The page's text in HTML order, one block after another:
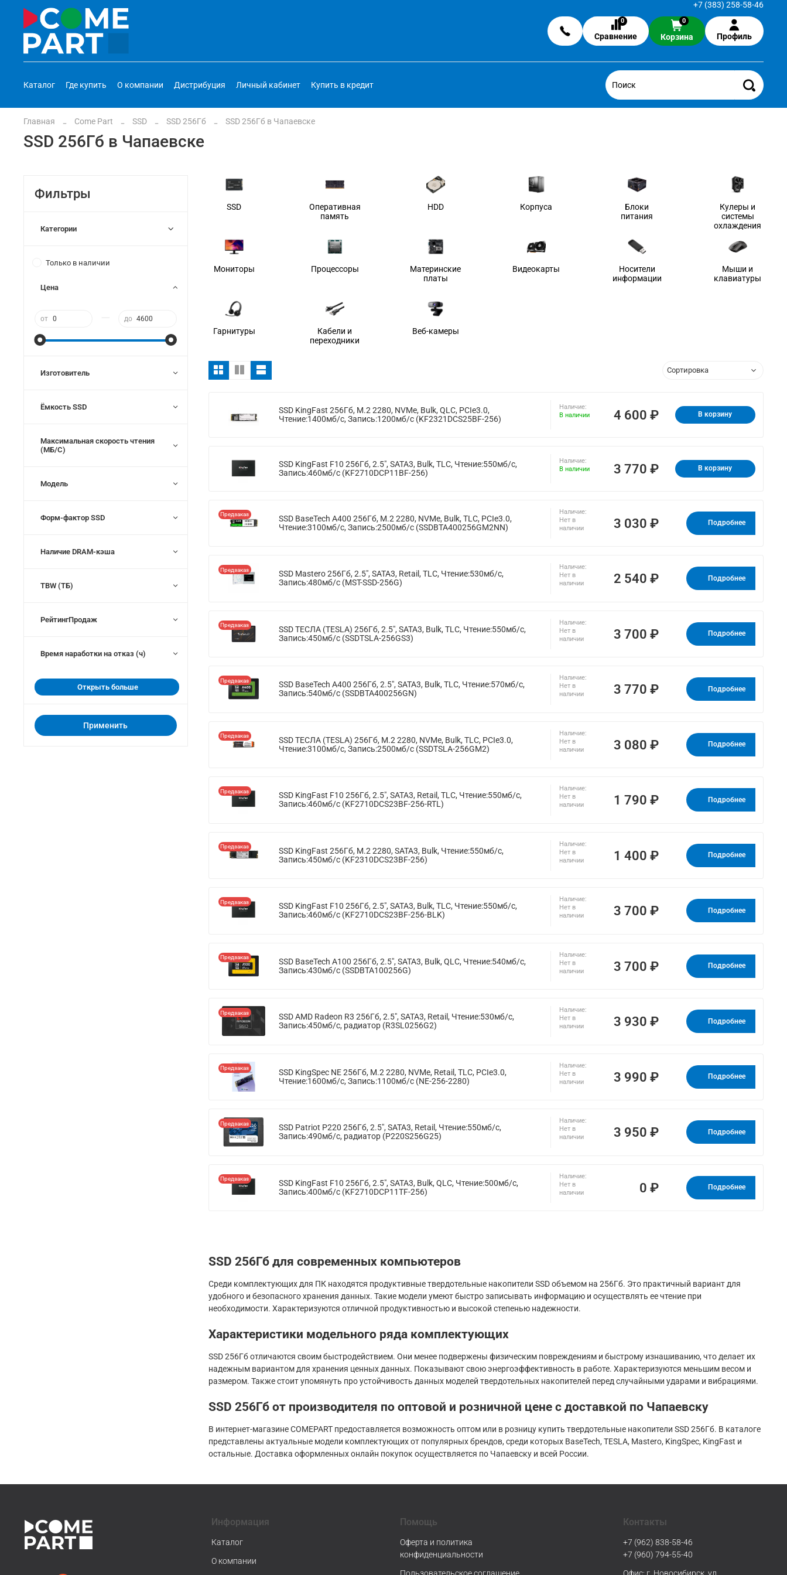
+7 (383) 258-58-46
0
Сравнение
0
Корзина Профиль
Каталог Где купить О компании Дистрибуция Личный кабинет Купить в кредит
Главная Come Part SSD SSD 256Гб SSD 256Гб в Чапаевске
SSD 256Гб в Чапаевске
SSD
Оперативная
память
HDD Корпуса
Блоки
питания
Кулеры и
системы
охлаждения
Мониторы Процессоры
Материнские
платы
Видеокарты
Носители
информации
Мыши и
клавиатуры
Гарнитуры
Кабели и
переходники
Веб-камеры
SSD KingFast 256Гб, M.2 2280, NVMe, Bulk, QLC, PCIe3.0,
Чтение:1400мб/с, Запись:1200мб/с (KF2321DCS25BF-256)
Наличие:
В наличии
4 600 ₽ В корзину
SSD KingFast F10 256Гб, 2.5", SATA3, Bulk, TLC, Чтение:550мб/с,
Запись:460мб/с (KF2710DCP11BF-256)
Наличие:
В наличии
3 770 ₽ В корзину
Предзаказ
SSD BaseTech A400 256Гб, M.2 2280, NVMe, Bulk, TLC, PCIe3.0,
Чтение:3100мб/с, Запись:2500мб/с (SSDBTA400256GM2NN)
Наличие:
Нет в
наличии
3 030 ₽ Подробнее
Предзаказ
SSD Mastero 256Гб, 2.5", SATA3, Retail, TLC, Чтение:530мб/с,
Запись:480мб/с (MST-SSD-256G)
Наличие:
Нет в
наличии
2 540 ₽ Подробнее
Предзаказ
SSD ТЕСЛА (TESLA) 256Гб, 2.5", SATA3, Bulk, TLC, Чтение:550мб/с,
Запись:450мб/с (SSDTSLA-256GS3)
Наличие:
Нет в
наличии
3 700 ₽ Подробнее
Предзаказ
SSD BaseTech A400 256Гб, 2.5", SATA3, Bulk, TLC, Чтение:570мб/с,
Запись:540мб/с (SSDBTA400256GN)
Наличие:
Нет в
наличии
3 770 ₽ Подробнее
Предзаказ
SSD ТЕСЛА (TESLA) 256Гб, M.2 2280, NVMe, Bulk, TLC, PCIe3.0,
Чтение:3100мб/с, Запись:2500мб/с (SSDTSLA-256GM2)
Наличие:
Нет в
наличии
3 080 ₽ Подробнее
Предзаказ
SSD KingFast F10 256Гб, 2.5", SATA3, Retail, TLC, Чтение:550мб/с,
Запись:460мб/с (KF2710DCS23BF-256-RTL)
Наличие:
Нет в
наличии
1 790 ₽ Подробнее
Предзаказ
SSD KingFast 256Гб, M.2 2280, SATA3, Bulk, Чтение:550мб/с,
Запись:450мб/с (KF2310DCS23BF-256)
Наличие:
Нет в
наличии
1 400 ₽ Подробнее
Предзаказ
SSD KingFast F10 256Гб, 2.5", SATA3, Bulk, TLC, Чтение:550мб/с,
Запись:460мб/с (KF2710DCS23BF-256-BLK)
Наличие:
Нет в
наличии
3 700 ₽ Подробнее
Предзаказ
SSD BaseTech A100 256Гб, 2.5", SATA3, Bulk, QLC, Чтение:540мб/с,
Запись:430мб/с (SSDBTA100256G)
Наличие:
Нет в
наличии
3 700 ₽ Подробнее
Предзаказ
SSD AMD Radeon R3 256Гб, 2.5", SATA3, Retail, Чтение:530мб/с,
Запись:450мб/с, радиатор (R3SL0256G2)
Наличие:
Нет в
наличии
3 930 ₽ Подробнее
Предзаказ
SSD KingSpec NE 256Гб, M.2 2280, NVMe, Retail, TLC, PCIe3.0,
Чтение:1600мб/с, Запись:1100мб/с (NE-256-2280)
Наличие:
Нет в
наличии
3 990 ₽ Подробнее
Предзаказ
SSD Patriot P220 256Гб, 2.5", SATA3, Retail, Чтение:550мб/с,
Запись:490мб/с, радиатор (P220S256G25)
Наличие:
Нет в
наличии
3 950 ₽ Подробнее
Предзаказ
SSD KingFast F10 256Гб, 2.5", SATA3, Bulk, QLC, Чтение:500мб/с,
Запись:400мб/с (KF2710DCP11TF-256)
Наличие:
Нет в
наличии
0 ₽ Подробнее
SSD 256Гб для современных компьютеров
Среди комплектующих для ПК находятся продуктивные твердотельные накопители SSD объемом на 256Гб. Это практичный вариант для
удобного и безопасного хранения данных. Такие модели умеют быстро записывать информацию и осуществлять ее чтение при
необходимости. Характеризуются отличной продуктивностью и высокой степенью надежности.
Характеристики модельного ряда комплектующих
SSD 256Гб отличаются своим быстродействием. Они менее подвержены физическим повреждениям и быстрому изнашиванию, что делает их
надежным вариантом для хранения ценных данных. Показывают свою энергоэффективность в работе. Характеризуются меньшим весом и
размером. Также стоит упомянуть про устойчивость данных моделей твердотельных накопителей перед случайными ударами и вибрациями.
SSD 256Гб от производителя по оптовой и розничной цене с доставкой по Чапаевску
В интернет-магазине COMEPART предоставляется возможность оптом или в розницу купить твердотельные накопители SSD 256Гб. В каталоге
представлены актуальные модели комплектующих от популярных брендов, среди которых BaseTech, TESLA, Mastero, KingSpec, KingFast и
остальные. Доставка оформленных онлайн покупок осуществляется по Чапаевску и всей России.
Фильтры
Категории
Только в наличии
Открыть больше
Цена
от до
Изготовитель
Ёмкость SSD
Максимальная скорость чтения
(МБ/С)
Модель
Форм-фактор SSD
Наличие DRAM-кэша
TBW (ТБ)
РейтингПродаж
Время наработки на отказ (ч)
Применить
Информация
Каталог
О компании
Помощь
Оферта и политика
конфиденциальности
Пользовательское соглашение
Контакты
+7 (962) 838-58-46
+7 (960) 794-55-40
Офис: г. Новосибирск, ул.